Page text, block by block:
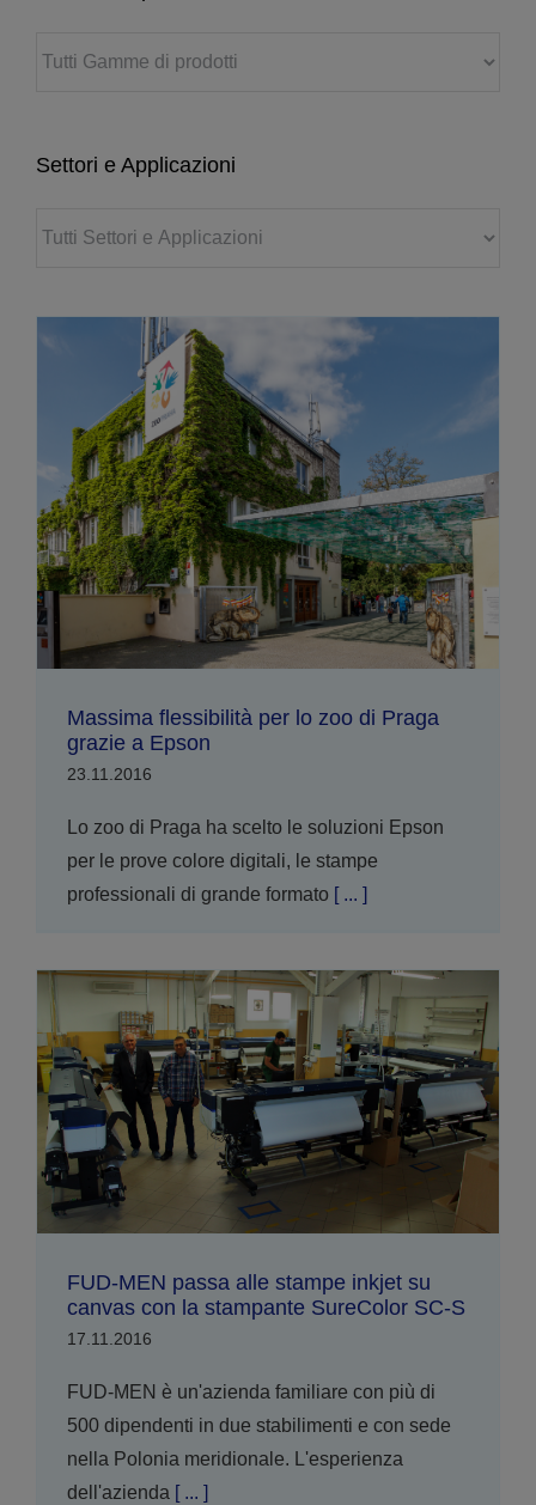
Settori e Applicazioni
Massima flessibilità per lo zoo di Praga
grazie a Epson
23.11.2016
Lo zoo di Praga ha scelto le soluzioni Epson
per le prove colore digitali, le stampe
professionali di grande formato [ ... ]
FUD-MEN passa alle stampe inkjet su
canvas con la stampante SureColor SC-S
17.11.2016
FUD-MEN è un'azienda familiare con più di
500 dipendenti in due stabilimenti e con sede
nella Polonia meridionale. L'esperienza
dell'azienda [ ... ]